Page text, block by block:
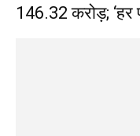
₹146.32 करोड़; ‘हर